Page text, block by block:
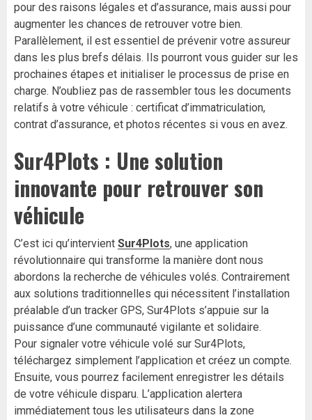
pour des raisons légales et d’assurance, mais aussi pour
augmenter les chances de retrouver votre bien.
Parallèlement, il est essentiel de prévenir votre assureur
dans les plus brefs délais. Ils pourront vous guider sur les
prochaines étapes et initialiser le processus de prise en
charge. N’oubliez pas de rassembler tous les documents
relatifs à votre véhicule : certificat d’immatriculation,
contrat d’assurance, et photos récentes si vous en avez.
Sur4Plots : Une solution
innovante pour retrouver son
véhicule
C’est ici qu’intervient Sur4Plots, une application
révolutionnaire qui transforme la manière dont nous
abordons la recherche de véhicules volés. Contrairement
aux solutions traditionnelles qui nécessitent l’installation
préalable d’un tracker GPS, Sur4Plots s’appuie sur la
puissance d’une communauté vigilante et solidaire.
Pour signaler votre véhicule volé sur Sur4Plots,
téléchargez simplement l’application et créez un compte.
Ensuite, vous pourrez facilement enregistrer les détails
de votre véhicule disparu. L’application alertera
immédiatement tous les utilisateurs dans la zone